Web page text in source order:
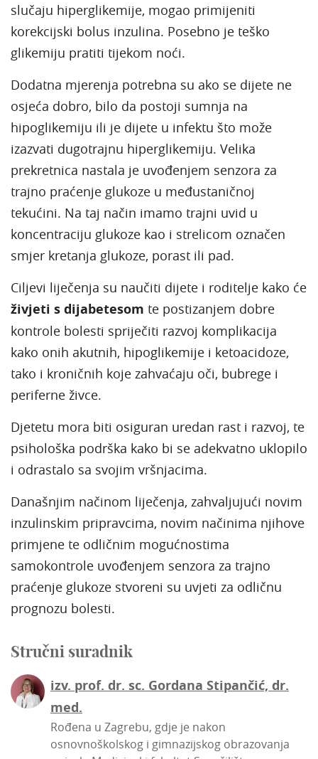
slučaju hiperglikemije, mogao primijeniti
korekcijski bolus inzulina. Posebno je teško
glikemiju pratiti tijekom noći.
Dodatna mjerenja potrebna su ako se dijete ne
osjeća dobro, bilo da postoji sumnja na
hipoglikemiju ili je dijete u infektu što može
izazvati dugotrajnu hiperglikemiju. Velika
prekretnica nastala je uvođenjem senzora za
trajno praćenje glukoze u međustaničnoj
tekućini. Na taj način imamo trajni uvid u
koncentraciju glukoze kao i strelicom označen
smjer kretanja glukoze, porast ili pad.
Ciljevi liječenja su naučiti dijete i roditelje kako će
živjeti s dijabetesom te postizanjem dobre
kontrole bolesti spriječiti razvoj komplikacija
kako onih akutnih, hipoglikemije i ketoacidoze,
tako i kroničnih koje zahvaćaju oči, bubrege i
periferne živce.
Djetetu mora biti osiguran uredan rast i razvoj, te
psihološka podrška kako bi se adekvatno uklopilo
i odrastalo sa svojim vršnjacima.
Današnjim načinom liječenja, zahvaljujući novim
inzulinskim pripravcima, novim načinima njihove
primjene te odličnim mogućnostima
samokontrole uvođenjem senzora za trajno
praćenje glukoze stvoreni su uvjeti za odličnu
prognozu bolesti.
Stručni suradnik
izv. prof. dr. sc. Gordana Stipančić, dr.
med.
Rođena u Zagrebu, gdje je nakon
osnovnoškolskog i gimnazijskog obrazovanja